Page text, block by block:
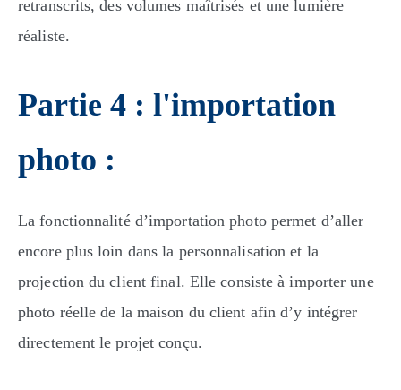
retranscrits, des volumes maîtrisés et une lumière
réaliste.
Partie 4 : l'importation
photo :
La fonctionnalité d’importation photo permet d’aller
encore plus loin dans la personnalisation et la
projection du client final. Elle consiste à importer une
photo réelle de la maison du client afin d’y intégrer
directement le projet conçu.